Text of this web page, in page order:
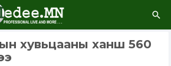
хувьцааны ханш 560